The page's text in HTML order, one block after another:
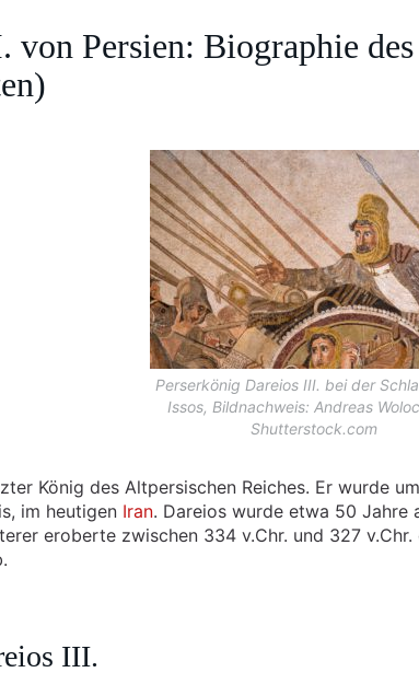
von Persien: Biographie
Perserkönig Dareios III. bei der
Issos, Bildnachweis: Andreas
Shutterstock.com
König des Altpersischen Reiches. Er wurde
im heutigen Iran. Dareios wurde etwa 50 Jahre
eroberte zwischen 334 v.Chr. und 327 v.Chr.
III.